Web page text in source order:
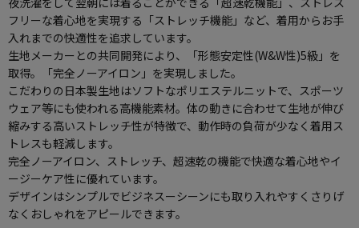
フリーな着心地を実現する「ストレッチ機能」など、着用からお手
入れまでの快適性を追求しています。
生地メーカーとの共同開発により、「形態安定性(W&W性)5級」を
取得。「完全ノーアイロン」を実現しました。
こだわりの日本製生地はソフトなポリエステルニットで、スポーツ
ウェア等にも使われる高機能素材。体の動きに合わせて生地が伸び
縮みする高いストレッチ性が特徴で、動作時の負荷が少なく着用ス
トレスも軽減します。
完全ノーアイロン、ストレッチ、超速乾の機能で快適な着心地やイ
ージーケア性に優れています。
デザインはシンプルでビジネスーシーンにも取り入れやすくさりげ
なくおしゃれをアピールできます。